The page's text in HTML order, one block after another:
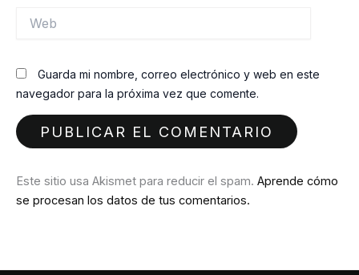
Guarda mi nombre, correo electrónico y web en este
navegador para la próxima vez que comente.
Este sitio usa Akismet para reducir el spam. Aprende cómo
se procesan los datos de tus comentarios.